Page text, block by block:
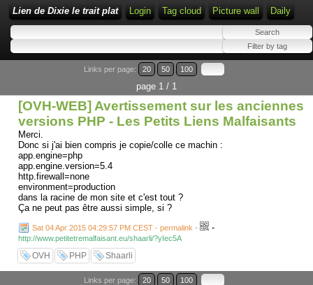
Lien de Dixie le trait plat Login Tag cloud Picture wall Daily
Links per page: 20 50 100
page 1 / 1
[OVH-WEB] Avertissement sur les anciennes
versions PHP - Les Petits Liens Malfaisants
Merci.
Donc si j'ai bien compris je copie/colle ce machin :
app.engine=php
app.engine.version=5.4
http.firewall=none
environment=production
dans la racine de mon site et c'est tout ?
Ça ne peut pas être aussi simple, si ?
Sat 04 Apr 2015 04:29:57 PM CEST - permalink - -
http://www.petitetremalfaisant.eu/shaarli/?yIec5A
OVH PHP Shaarli
Links per page: 20 50 100